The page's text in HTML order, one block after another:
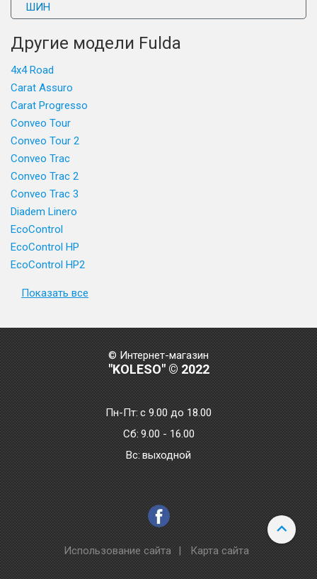
ШИН
Другие модели Fulda
4x4 Road
Carat Assuro
Carat Progresso
Conveo Tour
Conveo Tour 2
Conveo Trac
Conveo Trac 2
Conveo Trac 3
Diadem Linero
EcoControl
EcoControl HP
EcoControl HP2
Показать все
© Интернет-магазин
"KOLESO" © 2022
Пн-Пт:с 9.00 до 18.00
Сб: 9.00 - 16.00
Bc: выходной
Использование сайта | Карта сайта